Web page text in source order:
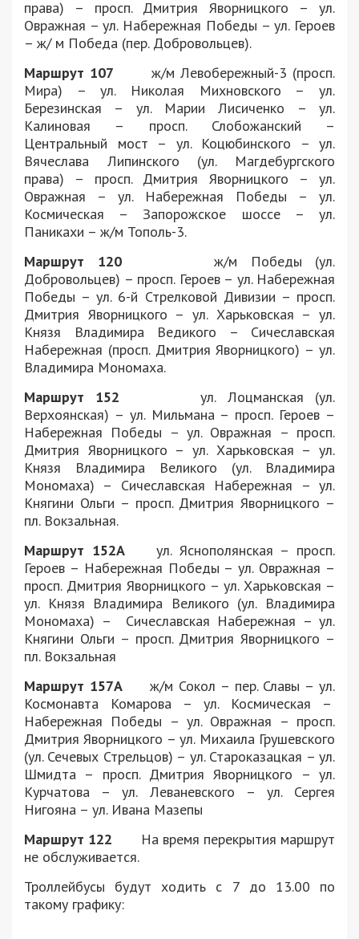
права) – просп. Дмитрия Яворницкого – ул.
Овражная – ул. Набережная Победы – ул. Героев
– ж/ м Победа (пер. Добровольцев).
Маршрут 107 ж/м Левобережный-3 (просп.
Мира) – ул. Николая Михновского – ул.
Березинская – ул. Марии Лисиченко – ул.
Калиновая – просп. Слобожанский –
Центральный мост – ул. Коцюбинского – ул.
Вячеслава Липинского (ул. Магдебургского
права) – просп. Дмитрия Яворницкого – ул.
Овражная – ул. Набережная Победы – ул.
Космическая – Запорожское шоссе – ул.
Паникахи – ж/м Тополь-3.
Маршрут 120ж/м Победы (ул.
Добровольцев) – просп. Героев – ул. Набережная
Победы – ул. 6-й Стрелковой Дивизии – просп.
Дмитрия Яворницкого – ул. Харьковская – ул.
Князя Владимира Ведикого – Сичеславская
Набережная (просп. Дмитрия Яворницкого) – ул.
Владимира Мономаха.
Маршрут 152 ул. Лоцманская (ул.
Верхоянская) – ул. Мильмана – просп. Героев –
Набережная Победы – ул. Овражная – просп.
Дмитрия Яворницкого – ул. Харьковская – ул.
Князя Владимира Великого (ул. Владимира
Мономаха) – Сичеславская Набережная – ул.
Княгини Ольги – просп. Дмитрия Яворницкого –
пл. Вокзальная.
Маршрут 152Аул. Яснополянская – просп.
Героев – Набережная Победы – ул. Овражная –
просп. Дмитрия Яворницкого – ул. Харьковская –
ул. Князя Владимира Великого (ул. Владимира
Мономаха) – Сичеславская Набережная – ул.
Княгини Ольги – просп. Дмитрия Яворницкого –
пл. Вокзальная
Маршрут 157Аж/м Сокол – пер. Славы – ул.
Космонавта Комарова – ул. Космическая –
Набережная Победы – ул. Овражная – просп.
Дмитрия Яворницкого – ул. Михаила Грушевского
(ул. Сечевых Стрельцов) – ул. Староказацкая – ул.
Шмидта – просп. Дмитрия Яворницкого – ул.
Курчатова – ул. Леваневского – ул. Сергея
Нигояна – ул. Ивана Мазепы
Маршрут 122 На время перекрытия маршрут
не обслуживается.
Троллейбусы будут ходить с 7 до 13.00 по
такому графику: